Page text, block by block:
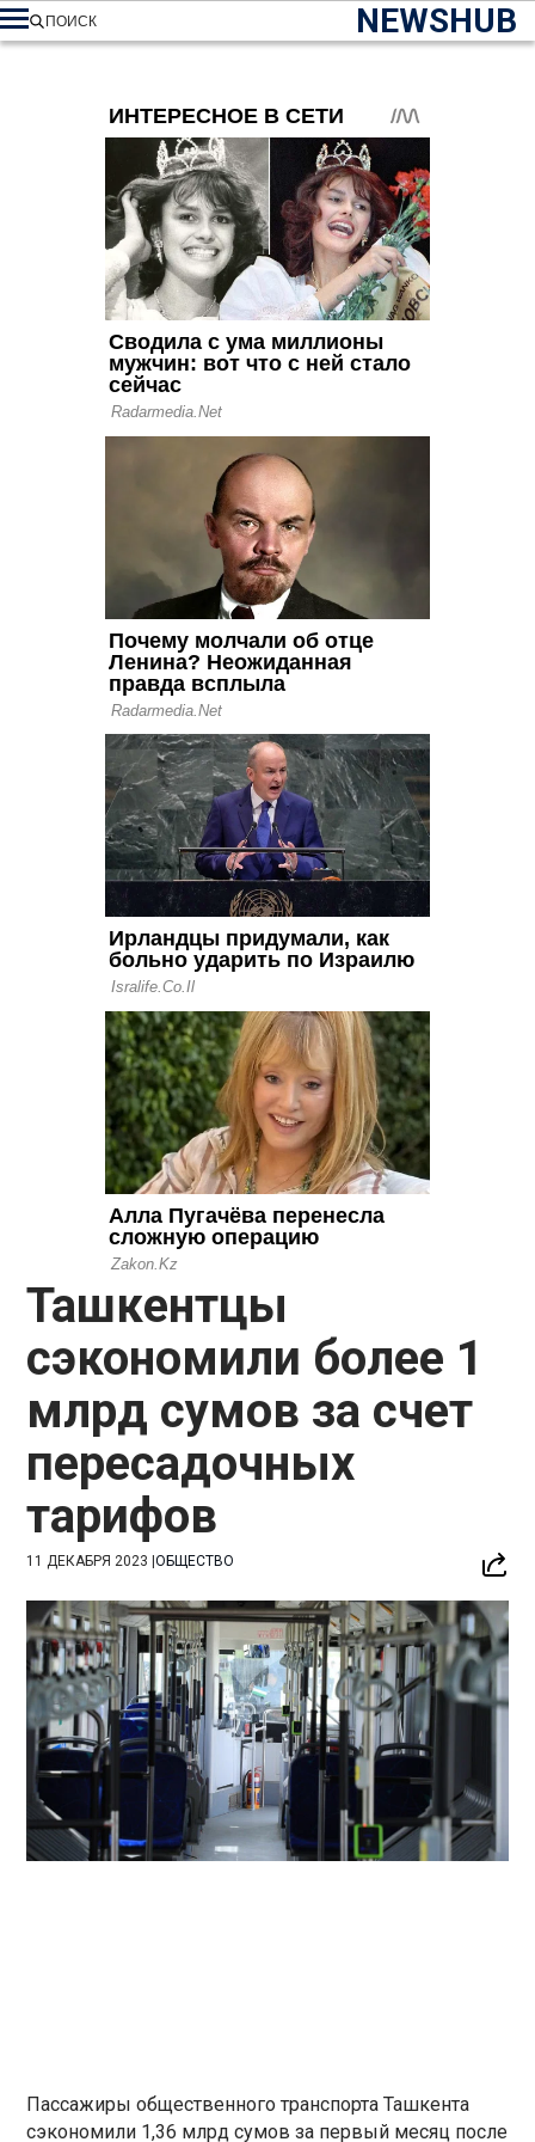
NEWSHUB
ПОИСК
Ташкентцы
сэкономили более 1
млрд сумов за счет
пересадочных
тарифов
11 ДЕКАБРЯ 2023 |ОБЩЕСТВО
Пассажиры общественного транспорта Ташкента
сэкономили 1,36 млрд сумов за первый месяц после